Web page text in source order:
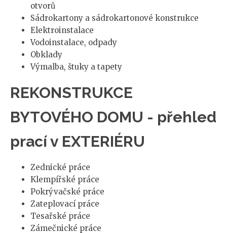
otvorů
Sádrokartony a sádrokartonové konstrukce
Elektroinstalace
Vodoinstalace, odpady
Obklady
Výmalba, štuky a tapety
REKONSTRUKCE
BYTOVÉHO DOMU - přehled
prací v EXTERIÉRU
Zednické práce
Klempířské práce
Pokrývačské práce
Zateplovací práce
Tesařské práce
Zámečnické práce